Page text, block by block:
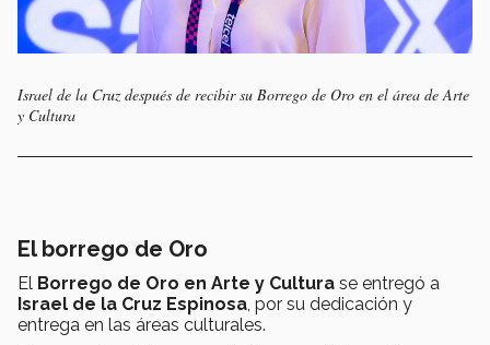
Israel de la Cruz después de recibir su Borrego de Oro en el área de Arte
y Cultura
El borrego de Oro
El Borrego de Oro en Arte y Cultura se entregó a
Israel de la Cruz Espinosa, por su dedicación y
entrega en las áreas culturales.